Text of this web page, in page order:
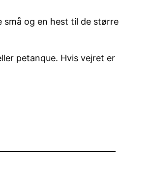
små og en hest til de større
petanque. Hvis vejret er